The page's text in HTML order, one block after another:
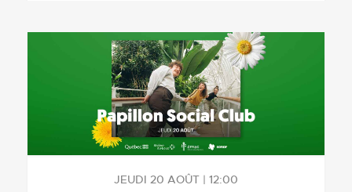
JEUDI 20 AOÛT | 12:00